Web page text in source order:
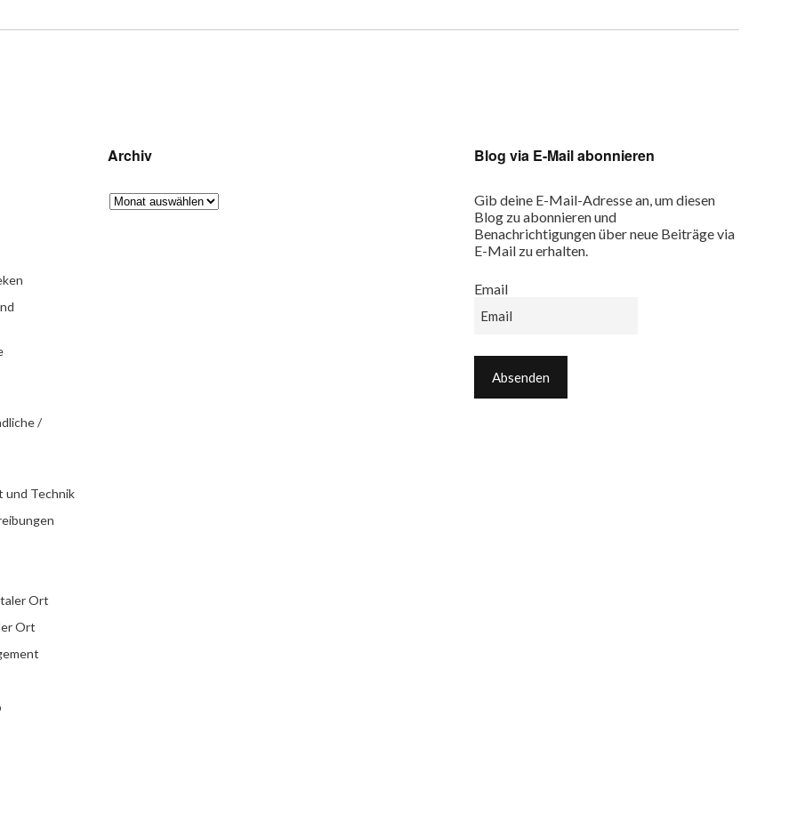
/
und Technik
Ort
Ort
Archiv Blog via E-Mail abonnieren
Gib deine E-Mail-Adresse an, um diesen
Blog zu abonnieren und
Benachrichtigungen über neue Beiträge via
E-Mail zu erhalten.
Email